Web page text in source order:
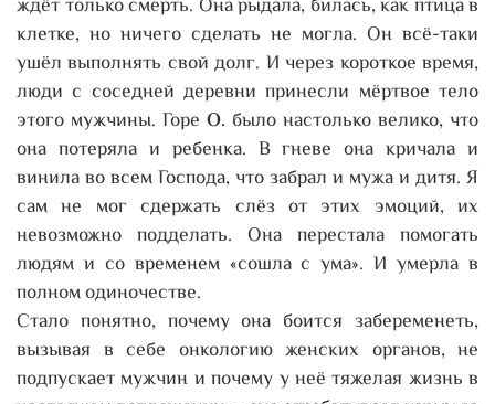
ждёт только смерть. Она рыдала, билась, как птица в
клетке, но ничего сделать не могла. Он всё-таки
ушёл выполнять свой долг. И через короткое время,
люди с соседней деревни принесли мёртвое тело
этого мужчины. Горе О. было настолько велико, что
она потеряла и ребенка. В гневе она кричала и
винила во всем Господа, что забрал и мужа и дитя. Я
сам не мог сдержать слёз от этих эмоций, их
невозможно подделать. Она перестала помогать
людям и со временем «сошла с ума». И умерла в
полном одиночестве.
Стало понятно, почему она боится забеременеть,
вызывая в себе онкологию женских органов, не
подпускает мужчин и почему у неё тяжелая жизнь в